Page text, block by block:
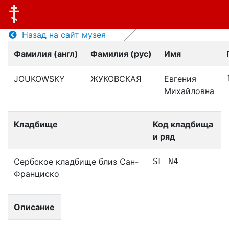
Назад на сайт музея
Фамилия (англ)
Фамилия (рус) Имя
JOUKOWSKY ЖУКОВСКАЯ
Евгения
Михайловна
Кладбище
Код кладбища
и ряд
Сербское кладбище близ Сан-
Франциско
SF N4
Описание